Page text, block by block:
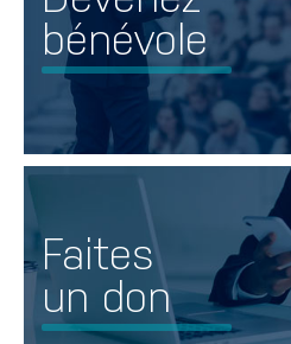
bénévole
Faites
un don